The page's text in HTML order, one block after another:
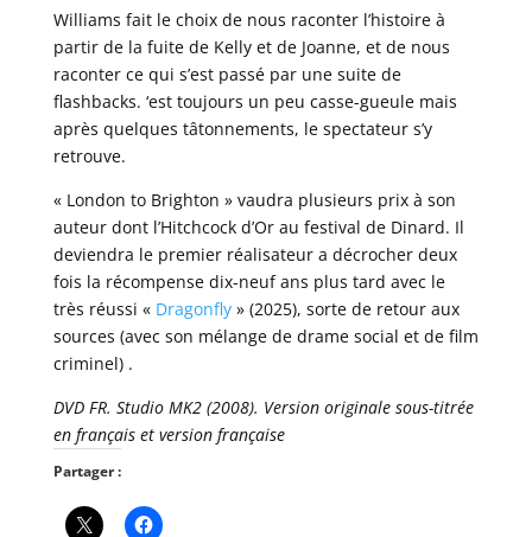
Williams fait le choix de nous raconter l’histoire à
partir de la fuite de Kelly et de Joanne, et de nous
raconter ce qui s’est passé par une suite de
flashbacks. ‘est toujours un peu casse-gueule mais
après quelques tâtonnements, le spectateur s’y
retrouve.
« London to Brighton » vaudra plusieurs prix à son
auteur dont l’Hitchcock d’Or au festival de Dinard. Il
deviendra le premier réalisateur a décrocher deux
fois la récompense dix-neuf ans plus tard avec le
très réussi « Dragonfly» (2025), sorte de retour aux
sources (avec son mélange de drame social et de film
criminel) .
DVD FR. Studio MK2 (2008). Version originale sous-titrée
en français et version française
Partager :